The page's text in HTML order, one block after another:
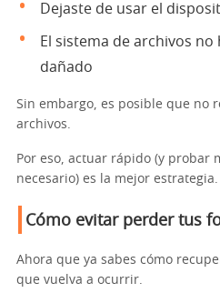
Dejaste de usar el
El sistema de archivos
dañado
Sin embargo, es posible que no
archivos.
Por eso, actuar rápido (y probar
necesario) es la mejor estrategia.
Cómo evitar perder tus
Ahora que ya sabes cómo
que vuelva a ocurrir.